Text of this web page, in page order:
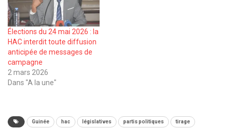
Élections du 24 mai 2026 : la
HAC interdit toute diffusion
anticipée de messages de
campagne
2 mars 2026
Dans "A la une"
Guinée hac législatives partis politiques tirage